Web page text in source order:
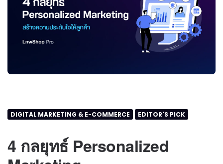
DIGITAL MARKETING & E-COMMERCE EDITOR'S PICK
4 กลยุทธ์ Personalized